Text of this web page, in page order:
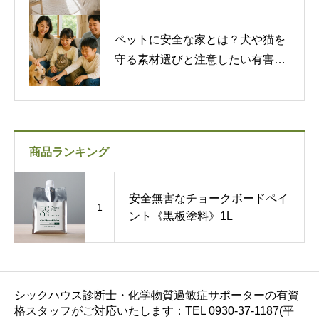
ペットに安全な家とは？犬や猫を
守る素材選びと注意したい有害物
商品ランキング
1
安全無害なチョークボードペイ
ント《黒板塗料》1L
シックハウス診断士・化学物質過敏症サポーターの有資
格スタッフがご対応いたします：TEL 0930-37-1187(平